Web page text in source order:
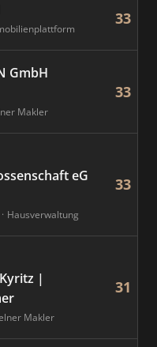
33
GmbH
Makler
33
eG
Hausverwaltung
33
|
Makler
31